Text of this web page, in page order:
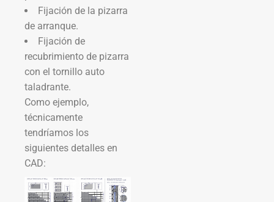
Fijación de la pizarra
de arranque.
Fijación de
recubrimiento de pizarra
con el tornillo auto
taladrante.
Como ejemplo,
técnicamente
tendríamos los
siguientes detalles en
CAD: